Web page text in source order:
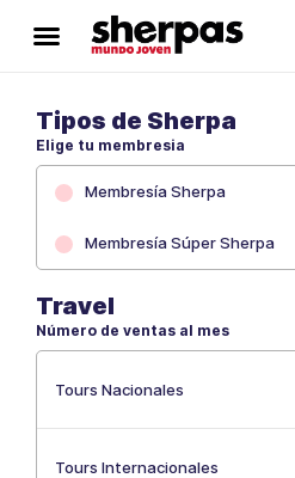
Tipos de Sherpa
Elige tu membresia
Membresía Sherpa
Membresía Súper Sherpa
Travel
Número de ventas al mes
Tours Nacionales
Tours Internacionales